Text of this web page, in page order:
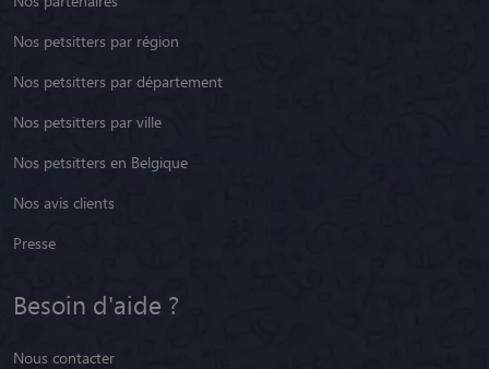
Nos petsitters par région
Nos petsitters par département
Nos petsitters par ville
Nos petsitters en Belgique
Nos avis clients
Presse
Besoin d'aide ?
Nous contacter